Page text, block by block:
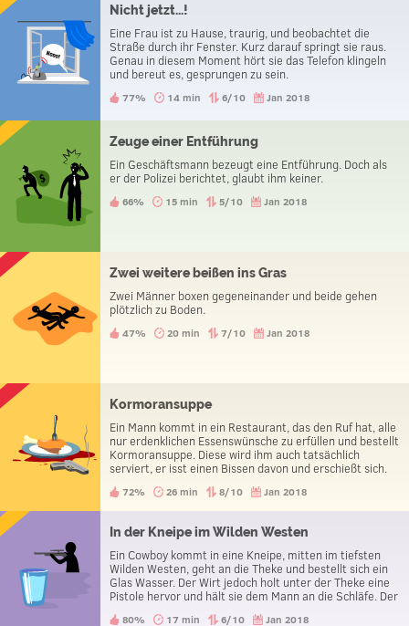
Nicht jetzt...!
Eine Frau ist zu Hause, traurig, und beobachtet die
Straße durch ihr Fenster. Kurz darauf springt sie raus.
Genau in diesem Moment hört sie das Telefon klingeln
und bereut es, gesprungen zu sein.
77% 14 min 6/10 Jan 2018
Zeuge einer Entführung
Ein Geschäftsmann bezeugt eine Entführung. Doch als
er der Polizei berichtet, glaubt ihm keiner.
66% 15 min 5/10 Jan 2018
Zwei weitere beißen ins Gras
Zwei Männer boxen gegeneinander und beide gehen
plötzlich zu Boden.
47% 20 min 7/10 Jan 2018
Kormoransuppe
Ein Mann kommt in ein Restaurant, das den Ruf hat, alle
nur erdenklichen Essenswünsche zu erfüllen und bestellt
Kormoransuppe. Diese wird ihm auch tatsächlich
serviert, er isst einen Bissen davon und erschießt sich.
72% 26 min 8/10 Jan 2018
In der Kneipe im Wilden Westen
Ein Cowboy kommt in eine Kneipe, mitten im tiefsten
Wilden Westen, geht an die Theke und bestellt sich ein
Glas Wasser. Der Wirt jedoch holt unter der Theke eine
Pistole hervor und hält sie dem Mann an die Schläfe. Der
80% 17 min 6/10 Jan 2018